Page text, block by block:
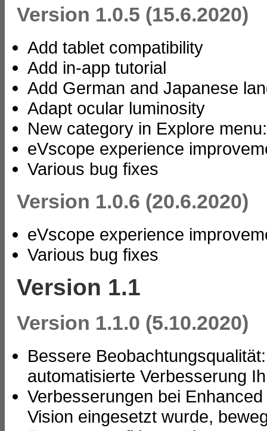
Version 1.0.5 (15.6.2020)
Add tablet compatibility
Add in-app tutorial
Add German and Japanese
Adapt ocular luminosity
New category in Explore
eVscope experience
Various bug fixes
Version 1.0.6 (20.6.2020)
eVscope experience
Various bug fixes
Version 1.1
Version 1.1.0 (5.10.2020)
Bessere
automatisierte Verbesserung
Verbesserungen bei
Vision eingesetzt wurde,